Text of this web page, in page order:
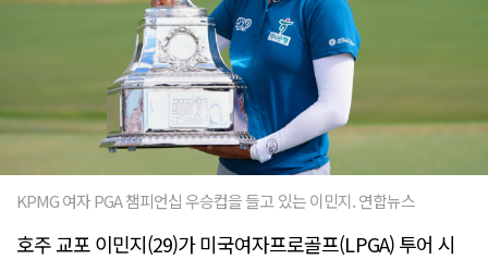
KPMG 여자 PGA 챔피언십 우승컵을 들고 있는 이민지. 연합뉴스
호주 교포 이민지(29)가 미국여자프로골프(LPGA) 투어 시